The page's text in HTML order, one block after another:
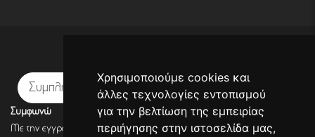
Χρησιμοποιούμε cookies και
άλλες τεχνολογίες εντοπισμού
για την βελτίωση της εμπειρίας
περιήγησης στην ιστοσελίδα μας,
Εγγραφή
Συμφωνώ
Με την εγγραφή σου, συμφωνείς με την Πολιτική Προστασίας